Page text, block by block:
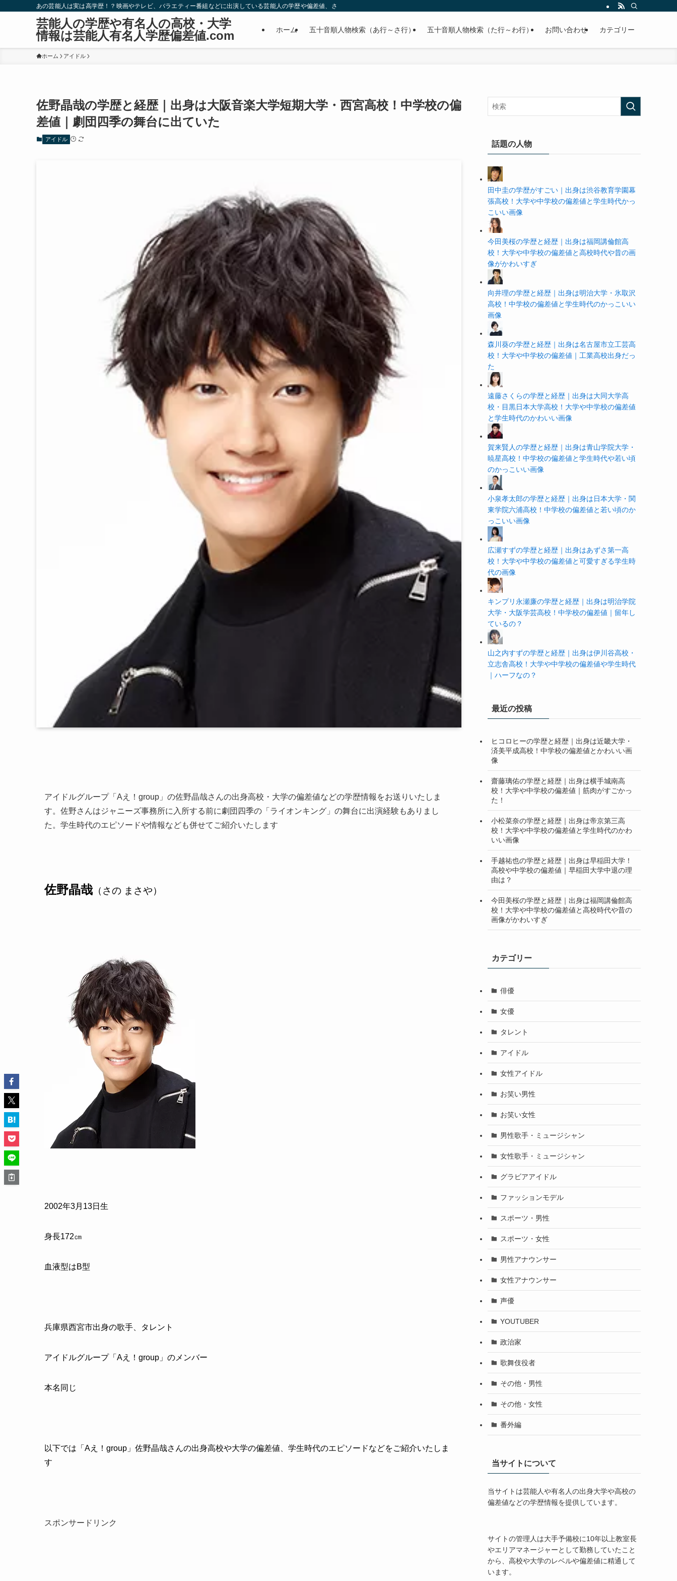
あの芸能人は実は高学歴！？映画やテレビ、バラエティー番組などに出演している芸能人の学歴や偏差値、さらに政治家やスポーツ選手などの有名人の学歴や高校・大学の偏差値まで紹介していきます。
芸能人の学歴や有名人の高校・大学
情報は芸能人有名人学歴偏差値.com
ホーム 五十音順人物検索（あ行～さ行） 五十音順人物検索（た行～わ行） お問い合わせ カテゴリー
ホーム アイドル
佐野晶哉の学歴と経歴｜出身は大阪音楽大学短期大学・西宮高校！中学校の偏
差値｜劇団四季の舞台に出ていた
アイドル
アイドルグループ「Aえ！group」の佐野晶哉さんの出身高校・大学の偏差値などの学歴情報をお送りいたしま
す。佐野さんはジャニーズ事務所に入所する前に劇団四季の「ライオンキング」の舞台に出演経験もありまし
た。学生時代のエピソードや情報なども併せてご紹介いたします
佐野晶哉 （さの まさや）
2002年3月13日生
身長172㎝
血液型はB型
兵庫県西宮市出身の歌手、タレント
アイドルグループ「Aえ！group」のメンバー
本名同じ
以下では「Aえ！group」佐野晶哉さんの出身高校や大学の偏差値、学生時代のエピソードなどをご紹介いたしま
す
スポンサードリンク
話題の人物
田中圭の学歴がすごい｜出身は渋谷教育学園幕
張高校！大学や中学校の偏差値と学生時代かっ
こいい画像
今田美桜の学歴と経歴｜出身は福岡講倫館高
校！大学や中学校の偏差値と高校時代や昔の画
像がかわいすぎ
向井理の学歴と経歴｜出身は明治大学・氷取沢
高校！中学校の偏差値と学生時代のかっこいい
画像
森川葵の学歴と経歴｜出身は名古屋市立工芸高
校！大学や中学校の偏差値｜工業高校出身だっ
た
遠藤さくらの学歴と経歴｜出身は大同大学高
校・目黒日本大学高校！大学や中学校の偏差値
と学生時代のかわいい画像
賀来賢人の学歴と経歴｜出身は青山学院大学・
暁星高校！中学校の偏差値と学生時代や若い頃
のかっこいい画像
小泉孝太郎の学歴と経歴｜出身は日本大学・関
東学院六浦高校！中学校の偏差値と若い頃のか
っこいい画像
広瀬すずの学歴と経歴｜出身はあずさ第一高
校！大学や中学校の偏差値と可愛すぎる学生時
代の画像
キンプリ永瀬廉の学歴と経歴｜出身は明治学院
大学・大阪学芸高校！中学校の偏差値｜留年し
ているの？
山之内すずの学歴と経歴｜出身は伊川谷高校・
立志舎高校！大学や中学校の偏差値や学生時代
｜ハーフなの？
最近の投稿
ヒコロヒーの学歴と経歴｜出身は近畿大学・
済美平成高校！中学校の偏差値とかわいい画
像
齋藤璃佑の学歴と経歴｜出身は横手城南高
校！大学や中学校の偏差値｜筋肉がすごかっ
た！
小松菜奈の学歴と経歴｜出身は帝京第三高
校！大学や中学校の偏差値と学生時代のかわ
いい画像
手越祐也の学歴と経歴｜出身は早稲田大学！
高校や中学校の偏差値｜早稲田大学中退の理
由は？
今田美桜の学歴と経歴｜出身は福岡講倫館高
校！大学や中学校の偏差値と高校時代や昔の
画像がかわいすぎ
カテゴリー
俳優
女優
タレント
アイドル
女性アイドル
お笑い男性
お笑い女性
男性歌手・ミュージシャン
女性歌手・ミュージシャン
グラビアアイドル
ファッションモデル
スポーツ・男性
スポーツ・女性
男性アナウンサー
女性アナウンサー
声優
YOUTUBER
政治家
歌舞伎役者
その他・男性
その他・女性
番外編
当サイトについて
当サイトは芸能人や有名人の出身大学や高校の
偏差値などの学歴情報を提供しています。
サイトの管理人は大手予備校に10年以上教室長
やエリアマネージャーとして勤務していたこと
から、高校や大学のレベルや偏差値に精通して
います。